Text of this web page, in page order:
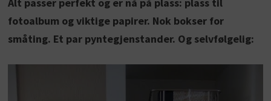
fotoalbum og viktige papirer. Nok bokser for
småting. Et par pyntegjenstander. Og selvfølgelig: